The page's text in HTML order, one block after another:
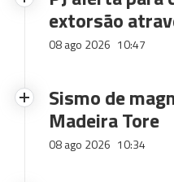
extorsão
08 ago 2026 10:47
Sismo de
Madeira Tore
08 ago 2026 10:34